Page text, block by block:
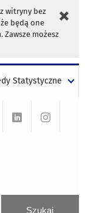
witryny bez
będą one
możesz
Statystyczne